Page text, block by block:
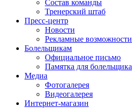
Состав команды
Тренерский штаб
Пресс-центр
Новости
Рекламные возможности
Болельщикам
Официальное письмо
Памятка для болельщика
Медиа
Фотогалерея
Видеогалерея
Интернет-магазин